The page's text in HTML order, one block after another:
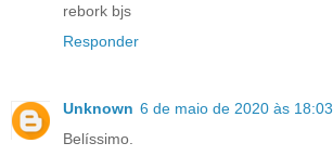
rebork bjs
Responder
Unknown 6 de maio de 2020 às 18:03
Belíssimo.